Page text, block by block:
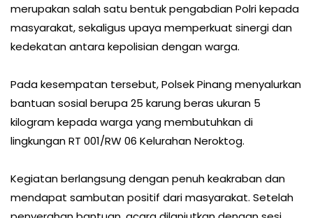
merupakan salah satu bentuk pengabdian Polri kepada
masyarakat, sekaligus upaya memperkuat sinergi dan
kedekatan antara kepolisian dengan warga.
Pada kesempatan tersebut, Polsek Pinang menyalurkan
bantuan sosial berupa 25 karung beras ukuran 5
kilogram kepada warga yang membutuhkan di
lingkungan RT 001/RW 06 Kelurahan Neroktog.
Kegiatan berlangsung dengan penuh keakraban dan
mendapat sambutan positif dari masyarakat. Setelah